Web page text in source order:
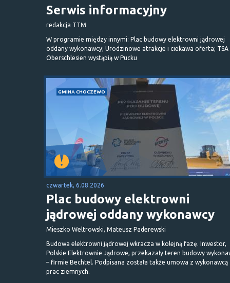
Serwis informacyjny
redakcja TTM
W programie między innymi: Plac budowy elektrowni jądrowej
oddany wykonawcy; Urodzinowe atrakcje i ciekawa oferta; TSA
Oberschlesien wystąpią w Pucku
GMINA CHOCZEWO
czwartek, 6.08.2026
Plac budowy elektrowni
jądrowej oddany wykonawcy
Mieszko Weltrowski, Mateusz Paderewski
Budowa elektrowni jądrowej wkracza w kolejną fazę. Inwestor,
Polskie Elektrownie Jądrowe, przekazały teren budowy
– firmie Bechtel. Podpisana została także umowa z wykonawcą
prac ziemnych.